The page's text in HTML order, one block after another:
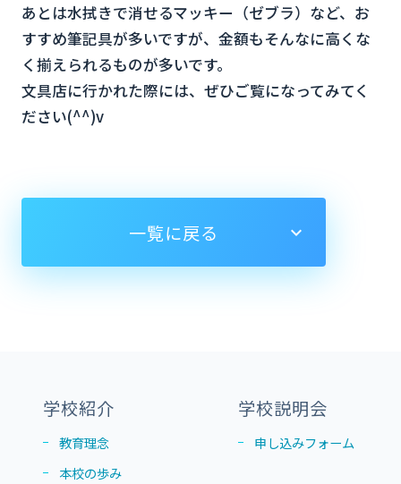
あとは水拭きで消せるマッキー（ゼブラ）など、お
すすめ筆記具が多いですが、金額もそんなに高くな
く揃えられるものが多いです。
文具店に行かれた際には、ぜひご覧になってみてく
ださい(^^)v
一覧に戻る
学校紹介
教育理念
本校の歩み
学校説明会
申し込みフォーム